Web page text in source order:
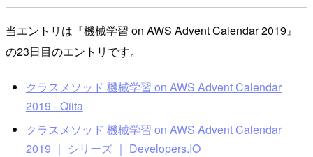
当エントリは『機械学習 on AWS Advent Calendar 2019』
の23日目のエントリです。
クラスメソッド 機械学習 on AWS Advent Calendar
2019 - Qiita
クラスメソッド 機械学習 on AWS Advent Calendar
2019 ｜ シリーズ ｜ Developers.IO